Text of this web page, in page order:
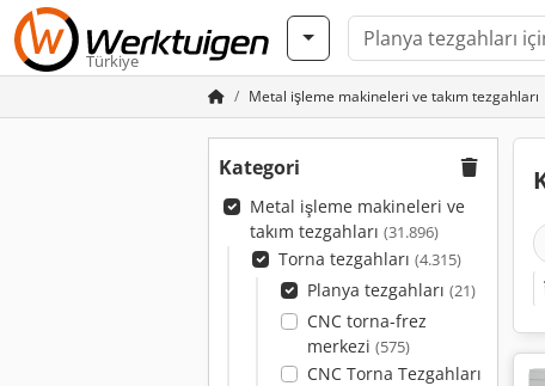
Türkiye
Metal işleme makineleri ve takım tezgahları
Kategori
Metal işleme makineleri ve
takım tezgahları (31.896)
Torna tezgahları (4.315)
Planya tezgahları (21)
CNC torna-frez
merkezi (575)
CNC Torna Tezgahları